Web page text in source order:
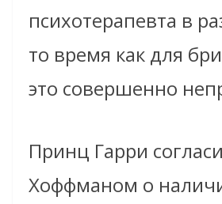
психотерапевта в
то время как для
это совершенно
Принц Гарри
Хоффманом о